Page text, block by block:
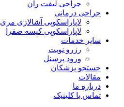
جراحی لیفت ران
جراحی درمانی
لاپاراسکوپی آشالازی مری
لاپاراسکوپی کیسه صفرا
سایر خدمات
رزرو نوبت
ورود پرسنل
جستجو پزشکان
مقالات
درباره ما
تماس با کلینیک